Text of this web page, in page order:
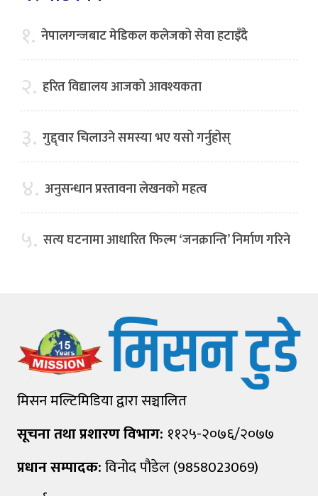
१. नेपालगन्जबाट मेडिकल कलेजको सेवा हटाइँदै
२. हरित विद्यालय आजको आवश्यकता
३. गुद्द्वार चिलाउने समस्या भए यसो गर्नुहोस्
४. अनुसन्धान प्रस्तावना लेखनको महत्व
५. सत्य घटनामा आधारित फिल्म ‘जनक्रान्ति’ निर्माण गरिने
मिसन मल्टिमिडिया द्वारा सञ्चालित
सूचना तथा प्रशारण विभाग: ११२५-२०७६/२०७७
प्रधान सम्पादक:विनोद पौडेल (9858023069)